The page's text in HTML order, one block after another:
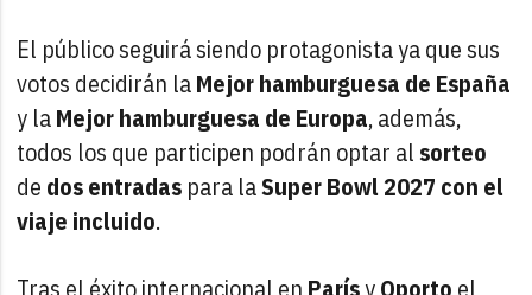
El público seguirá siendo protagonista ya que sus
votos decidirán laMejor hamburguesa de España
y laMejor hamburguesa de Europa,además,
todos los que participen podrán optar al sorteo
de dosentradas para laSuper Bowl 2027 con el
viaje incluido.